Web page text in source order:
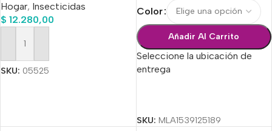
Hogar, Insecticidas
$ 12.280,00
Añadir Al Carrito
SKU: 05525
Color
Añadir Al Carrito
Seleccione la ubicación de
entrega
SKU: MLA1539125189